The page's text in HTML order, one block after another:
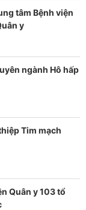
tâm Bệnh viện
y
ngành Hô hấp
Tim mạch
Quân y 103 tổ